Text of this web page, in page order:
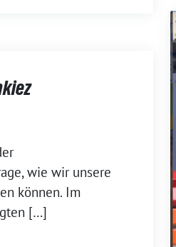
wie wir unsere
können. Im
[…]